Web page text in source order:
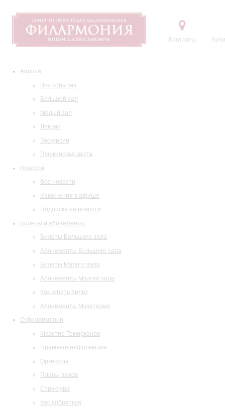
Контакты
Афиша
Все события
Большой зал
Малый зал
Лекции
Экскурсии
Пушкинская карта
Новости
Все новости
Изменения в афише
Подписка на новости
Билеты и абонементы
Билеты Большого зала
Абонементы Большого зала
Билеты Малого зала
Абонементы Малого зала
Как купить билет
Абонементы Музитория
О филармонии
Маэстро Темирканов
Правовая информация
Оркестры
Планы залов
Структура
Как добраться